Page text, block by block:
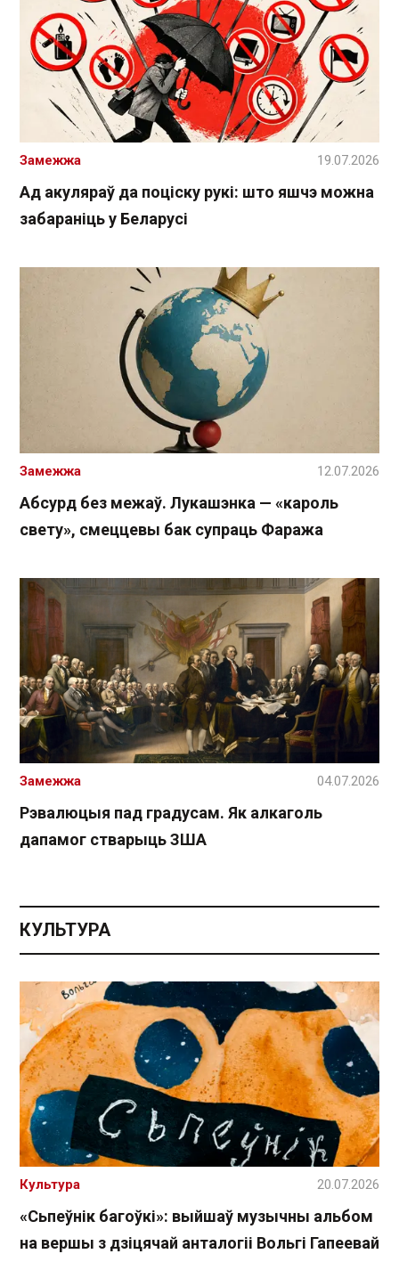
Ад акуляраў да поціску рукі: што яшчэ можна
забараніць у Беларусі
Замежжа 19.07.2026
Абсурд без межаў. Лукашэнка — «кароль
свету», смеццевы бак супраць Фаража
Замежжа 12.07.2026
Рэвалюцыя пад градусам. Як алкаголь
дапамог стварыць ЗША
Замежжа 04.07.2026
КУЛЬТУРА
«Сьпеўнік багоўкі»: выйшаў музычны альбом
на вершы з дзіцячай анталогіі Вольгі Гапеевай
Культура 20.07.2026